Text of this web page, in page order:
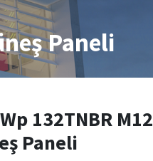
Paneli
132TNBR M12
Paneli